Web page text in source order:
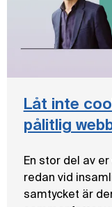
Låt inte
pålitlig
En stor del av
redan vid
samtycket är